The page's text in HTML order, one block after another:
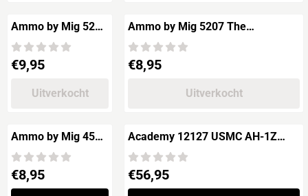
Ammo by Mig 5214
The WEATHERING
Aircraft Magazine
'NIGHT COLORS'
Prijs: 9,95
€9,95
Uitverkocht
Ammo by Mig 5207 The
WEATHERING Aircraft Magazine
'INTERIORS'
Prijs: 8,95
€8,95
Uitverkocht
Ammo by Mig 4527
The WEATHERING
Magazine
'RECYCLED'
Prijs: 8,95
€8,95
Academy 12127 USMC AH-1Z
'Shark Mouth'
Prijs: 56,95
€56,95